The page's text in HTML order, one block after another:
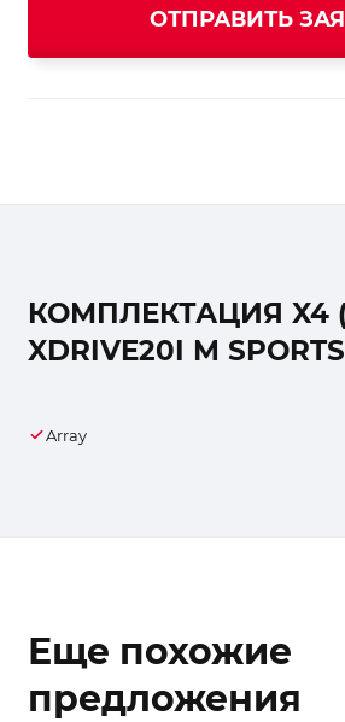
КОМПЛЕКТАЦИЯ X4
XDRIVE20I M SPORTS
Array
Еще похожие
предложения